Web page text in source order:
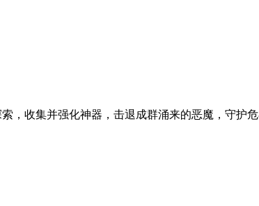
，收集并强化神器，击退成群涌来的恶魔，守护